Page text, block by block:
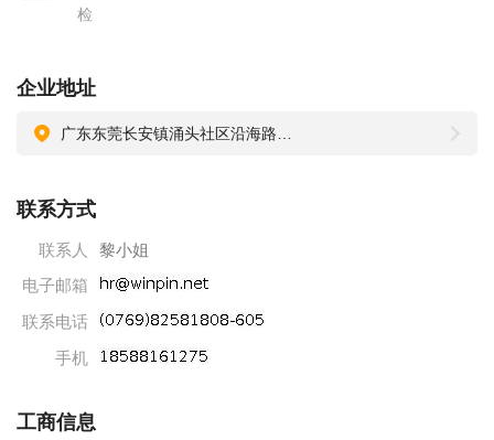
检
企业地址
联系方式
联系人
黎小姐
电子邮箱
联系电话
手机
工商信息